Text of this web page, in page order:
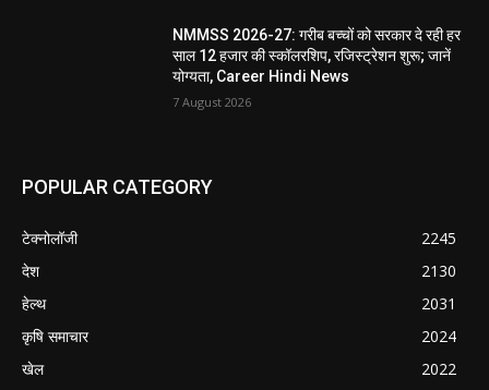
NMMSS 2026-27: गरीब बच्चों को सरकार दे रही हर
साल 12 हजार की स्कॉलरशिप, रजिस्ट्रेशन शुरू; जानें
योग्यता, Career Hindi News
7 August 2026
POPULAR CATEGORY
टेक्नोलॉजी
2245
देश
2130
हेल्थ
2031
कृषि समाचार
2024
खेल
2022